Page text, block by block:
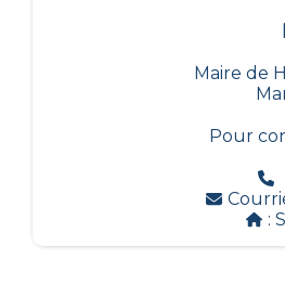
Maire de
Pour
: